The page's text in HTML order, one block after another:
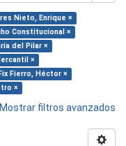
Nieto, Enrique ×
Constitucional ×
del Pilar ×
×
Fierro, Héctor ×
×
Mostrar filtros avanzados